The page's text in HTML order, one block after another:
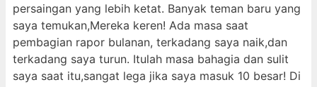
persaingan yang lebih ketat. Banyak teman baru yang
saya temukan,Mereka keren! Ada masa saat
pembagian rapor bulanan, terkadang saya naik,dan
terkadang saya turun. Itulah masa bahagia dan sulit
saya saat itu,sangat lega jika saya masuk 10 besar! Di